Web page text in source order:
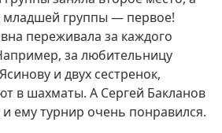
младшей группы — первое!
переживала за каждого
за любительницу
и двух сестренок,
в шахматы. А Сергей Бакланов
ему турнир очень понравился.